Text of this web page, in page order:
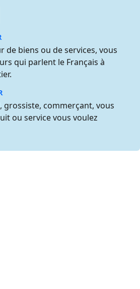
de biens ou de services, vous
qui parlent le Français à
grossiste, commerçant, vous
ou service vous voulez